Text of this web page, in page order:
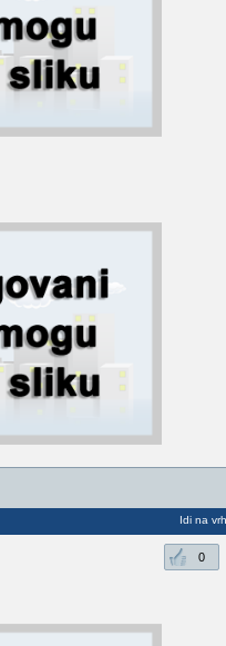
Idi na vrh
0